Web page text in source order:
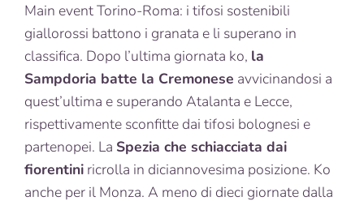
Main event Torino-Roma: i tifosi sostenibili
giallorossi battono i granata e li superano in
classifica. Dopo l’ultima giornata ko, la
Sampdoria batte la Cremonese avvicinandosi a
quest’ultima e superando Atalanta e Lecce,
rispettivamente sconfitte dai tifosi bolognesi e
partenopei. La Spezia che schiacciata dai
fiorentini ricrolla in diciannovesima posizione. Ko
anche per il Monza. A meno di dieci giornate dalla